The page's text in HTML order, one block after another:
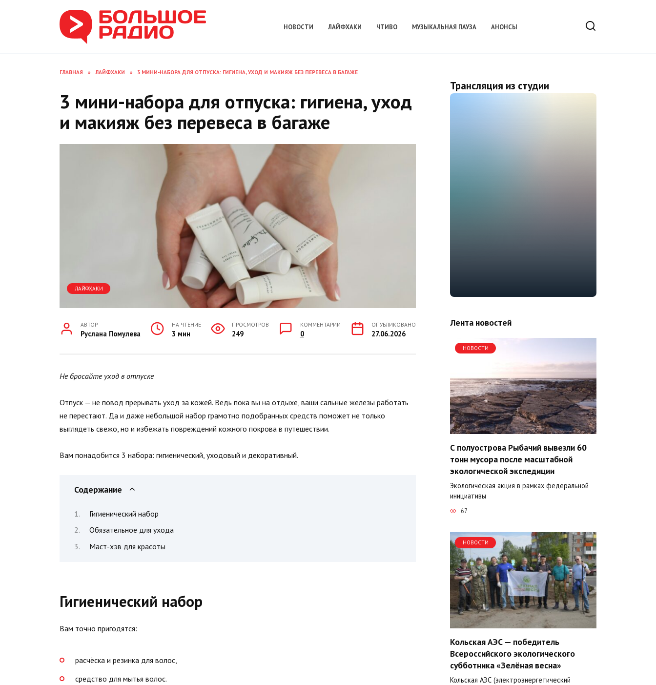
НОВОСТИ ЛАЙФХАКИ ЧТИВО МУЗЫКАЛЬНАЯ ПАУЗА АНОНСЫ
ГЛАВНАЯ » ЛАЙФХАКИ » 3 МИНИ-НАБОРА ДЛЯ ОТПУСКА: ГИГИЕНА, УХОД И МАКИЯЖ БЕЗ ПЕРЕВЕСА В БАГАЖЕ
3 мини-набора для отпуска: гигиена, уход
и макияж без перевеса в багаже
ЛАЙФХАКИ
АВТОР
Руслана Помулева
НА ЧТЕНИЕ
3 мин
ПРОСМОТРОВ
249
КОММЕНТАРИИ
0
ОПУБЛИКОВАНО
27.06.2026
Не бросайте уход в отпуске
Отпуск — не повод прерывать уход за кожей. Ведь пока вы на отдыхе, ваши сальные железы работать
не перестают. Да и даже небольшой набор грамотно подобранных средств поможет не только
выглядеть свежо, но и избежать повреждений кожного покрова в путешествии.
Вам понадобится 3 набора: гигиенический, уходовый и декоративный.
Содержание
Гигиенический набор
Обязательное для ухода
Маст-хэв для красоты
Гигиенический набор
Вам точно пригодятся:
расчёска и резинка для волос,
средство для мытья волос.
Трансляция из студии
Лента новостей
НОВОСТИ
С полуострова Рыбачий вывезли 60
тонн мусора после масштабной
экологической экспедиции
Экологическая акция в рамках федеральной
инициативы
67
НОВОСТИ
Кольская АЭС — победитель
Всероссийского экологического
субботника «Зелёная весна»
Кольская АЭС (электроэнергетический